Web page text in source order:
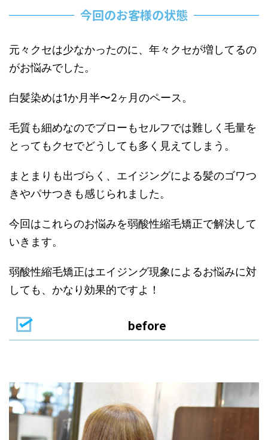
今回のお客様の状態
元々クセは少なかったのに、年々クセが増してるの
がお悩みでした。
白髪染めは1か月半〜2ヶ月のペース。
毛質も細めなのでブローもセルフでは難しく 毛量を
とってもクセでどうしても多く見えてしまう。
まとまりも出づらく、エイジングによる髪のゴワつ
きやパサつきも感じられました。
今回はこれらのお悩みを弱酸性縮毛矯正で解決して
いきます。
弱酸性縮毛矯正はエイジング現象によるお悩みに対
しても、かなり効果的ですよ！
before